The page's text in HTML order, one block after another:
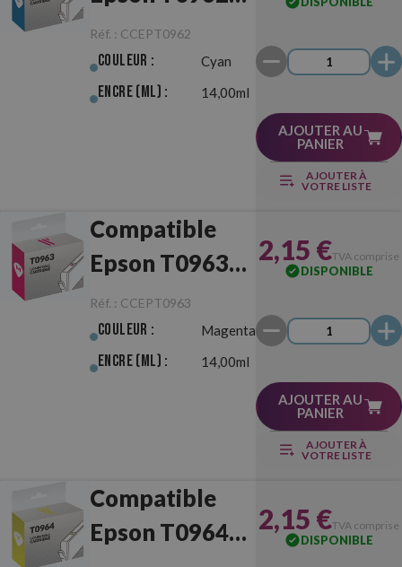
Cyan
Réf. : CCEPT0962
Couleur : Cyan
Encre (ml) : 14,00ml
AJOUTER AU
PANIER
AJOUTER À
VOTRE LISTE
Compatible
Epson T0963
Magenta
Réf. : CCEPT0963
Couleur : Magenta
Encre (ml) : 14,00ml
2,15 €TVA comprise
DISPONIBLE
AJOUTER AU
PANIER
AJOUTER À
VOTRE LISTE
Compatible
Epson T0964
2,15 €TVA comprise
DISPONIBLE